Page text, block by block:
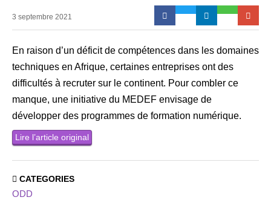
3 septembre 2021
En raison d’un déficit de compétences dans les domaines
techniques en Afrique, certaines entreprises ont des
difficultés à recruter sur le continent. Pour combler ce
manque, une initiative du MEDEF envisage de
développer des programmes de formation numérique.
Lire l’article original
CATEGORIES
ODD